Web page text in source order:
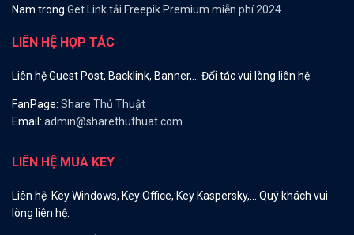
Nam trong Get Link tải Freepik Premium miễn phí 2024
LIÊN HỆ HỢP TÁC
Liên hệ Guest Post, Backlink, Banner,… Đối tác vui lòng liên hệ:
FanPage: Share Thủ Thuật
Email: admin@sharethuthuat.com
LIÊN HỆ MUA KEY
Liên hệ Key Windows, Key Office, Key Kaspersky,… Quý khách vui
lòng liên hệ: